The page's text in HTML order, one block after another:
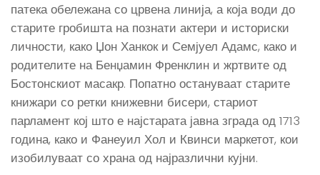
патека обележана со црвена линија, а која води до
старите гробишта на познати актери и историски
личности, како Џон Ханкок и Семјуел Адамс, како и
родителите на Бенџамин Френклин и жртвите од
Бостонскиот масакр. Попатно остануваат старите
книжари со ретки книжевни бисери, стариот
парламент кој што е најстарата јавна зграда од 1713
година, како и Фанеуил Хол и Квинси маркетот, кои
изобилуваат со храна од најразлични кујни.